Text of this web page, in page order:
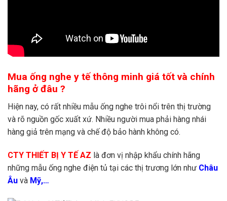
Mua ống nghe y tế thông minh giá tốt và chính
hãng ở đâu ?
Hiện nay, có rất nhiều mẫu ống nghe trôi nổi trên thị trường
và rõ nguồn gốc xuất xứ. Nhiều người mua phải hàng nhái
hàng giả trên mạng và chế độ bảo hành không có.
CTY THIẾT BỊ Y TẾ AZ là đơn vị nhập khẩu chính hãng
những mẫu ống nghe điện tủ tại các thị trương lớn như Châu
Âu và Mỹ,…